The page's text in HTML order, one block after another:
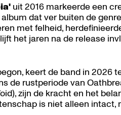
uit 2016 markeerde een
dat ver buiten de
met felheid,
het jaren na de release
keert de band in 2026
de rustperiode van
zijn de kracht en het
is niet alleen intact,